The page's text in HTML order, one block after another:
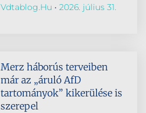
Vdtablog.hu 2026. július 31.
Merz háborús terveiben
már az „áruló AfD
tartományok” kikerülése is
szerepel